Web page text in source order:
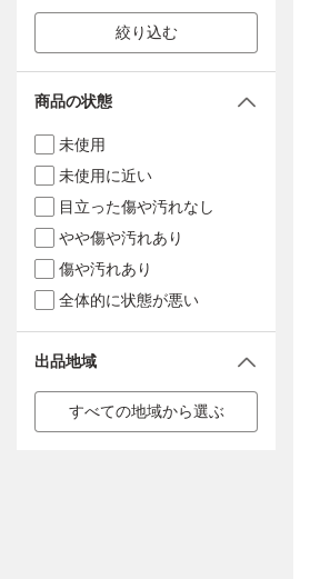
絞り込む
商品の状態
未使用
未使用に近い
目立った傷や汚れなし
やや傷や汚れあり
傷や汚れあり
全体的に状態が悪い
出品地域
すべての地域から選ぶ